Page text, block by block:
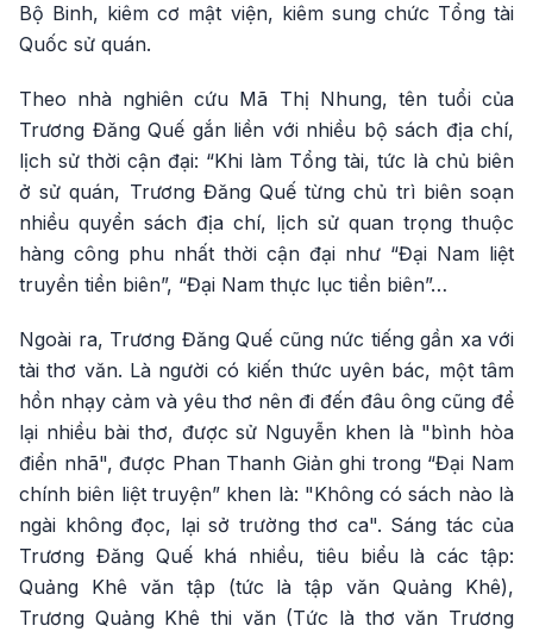
Bộ Binh, kiêm cơ mật viện, kiêm sung chức Tổng tài
Quốc sử quán.
Theo nhà nghiên cứu Mã Thị Nhung, tên tuổi của
Trương Đăng Quế gắn liền với nhiều bộ sách địa chí,
lịch sử thời cận đại: “Khi làm Tổng tài, tức là chủ biên
ở sử quán, Trương Đăng Quế từng chủ trì biên soạn
nhiều quyển sách địa chí, lịch sử quan trọng thuộc
hàng công phu nhất thời cận đại như “Đại Nam liệt
truyền tiền biên”, “Đại Nam thực lục tiền biên”…
Ngoài ra, Trương Đăng Quế cũng nức tiếng gần xa với
tài thơ văn. Là người có kiến thức uyên bác, một tâm
hồn nhạy cảm và yêu thơ nên đi đến đâu ông cũng để
lại nhiều bài thơ, được sử Nguyễn khen là "bình hòa
điển nhã", được Phan Thanh Giản ghi trong “Đại Nam
chính biên liệt truyện” khen là: "Không có sách nào là
ngài không đọc, lại sở trường thơ ca". Sáng tác của
Trương Đăng Quế khá nhiều, tiêu biểu là các tập:
Quảng Khê văn tập (tức là tập văn Quảng Khê),
Trương Quảng Khê thi văn (Tức là thơ văn Trương